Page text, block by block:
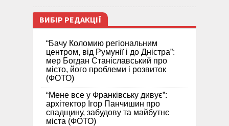
ВИБІР РЕДАКЦІЇ
“Бачу Коломию регіональним
центром, від Румунії і до Дністра”:
мер Богдан Станіславський про
місто, його проблеми і розвиток
(ФОТО)
“Мене все у Франківську дивує”:
архітектор Ігор Панчишин про
спадщину, забудову та майбутнє
міста (ФОТО)